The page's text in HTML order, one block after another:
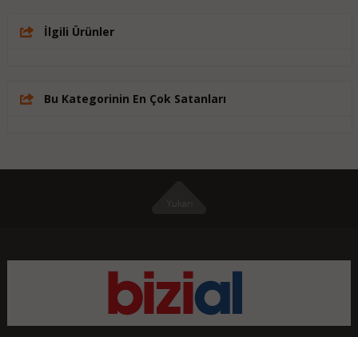
İlgili Ürünler
Bu Kategorinin En Çok Satanları